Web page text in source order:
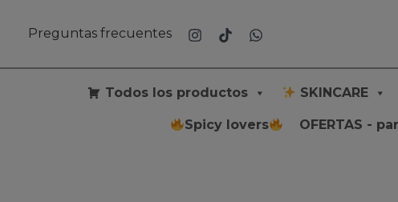
Preguntas frecuentes
Todos los productos SKINCARE
Spicy lovers OFERTAS -